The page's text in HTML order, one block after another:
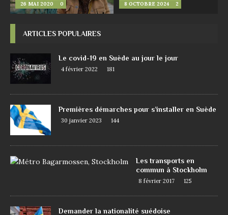
26 MAI 2020 0 8 OCTOBRE 2024 2
ARTICLES POPULAIRES
Le covid-19 en Suède au jour le jour
4 février 2022 181
Premières démarches pour s’installer en Suède
30 janvier 2023 144
Les transports en
commun à Stockholm
8 février 2017 125
Demander la nationalité suédoise